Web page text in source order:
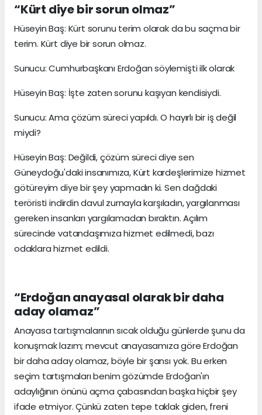
“Kürt diye bir sorun olmaz”
Hüseyin Baş: Kürt sorunu terim olarak da bu saçma bir
terim. Kürt diye bir sorun olmaz.
Sunucu: Cumhurbaşkanı Erdoğan söylemişti ilk olarak
Hüseyin Baş: İşte zaten sorunu kaşıyan kendisiydi.
Sunucu: Ama çözüm süreci yapıldı. O hayırlı bir iş değil
miydi?
Hüseyin Baş: Değildi, çözüm süreci diye sen
Güneydoğu'daki insanımıza, Kürt kardeşlerimize hizmet
götüreyim diye bir şey yapmadın ki. Sen dağdaki
teröristi indirdin davul zurnayla karşıladın, yargılanması
gereken insanları yargılamadan bıraktın. Açılım
sürecinde vatandaşımıza hizmet edilmedi, bazı
odaklara hizmet edildi.
“Erdoğan anayasal olarak bir daha
aday olamaz”
Anayasa tartışmalarının sıcak olduğu günlerde şunu da
konuşmak lazım; mevcut anayasamıza göre Erdoğan
bir daha aday olamaz, böyle bir şansı yok. Bu erken
seçim tartışmaları benim gözümde Erdoğan'ın
adaylığının önünü açma çabasından başka hiçbir şey
ifade etmiyor. Çünkü zaten tepe taklak giden, freni